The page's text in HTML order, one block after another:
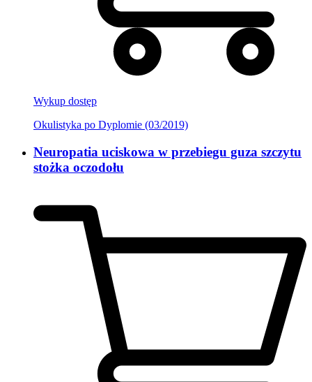
Wykup dostęp
Okulistyka po Dyplomie (03/2019)
Neuropatia uciskowa w przebiegu guza szczytu
stożka oczodołu